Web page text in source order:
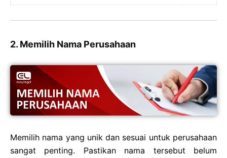
2. Memilih Nama Perusahaan
Memilih nama yang unik dan sesuai untuk perusahaan
sangat penting. Pastikan nama tersebut belum